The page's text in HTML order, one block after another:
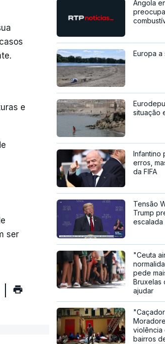
e
ser
Angola
Europa a
situação
Infantino
erros,
da FIFA
Tensão
Trump
escalada
"Ceuta
pede
Bruxelas
ajudar
violência
bairros